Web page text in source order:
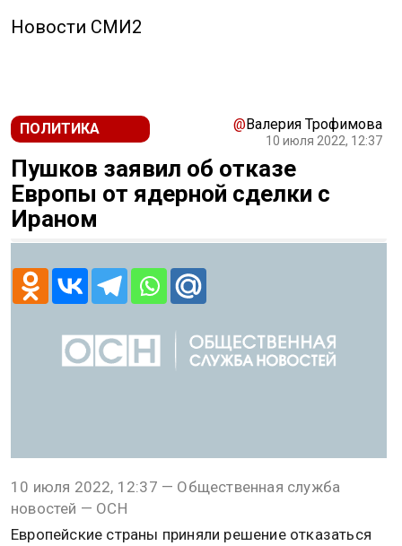
Новости СМИ2
ПОЛИТИКА @Валерия Трофимова
10 июля 2022, 12:37
Пушков заявил об отказе
Европы от ядерной сделки с
Ираном
10 июля 2022, 12:37 — Общественная служба
новостей — ОСН
Европейские страны приняли решение отказаться